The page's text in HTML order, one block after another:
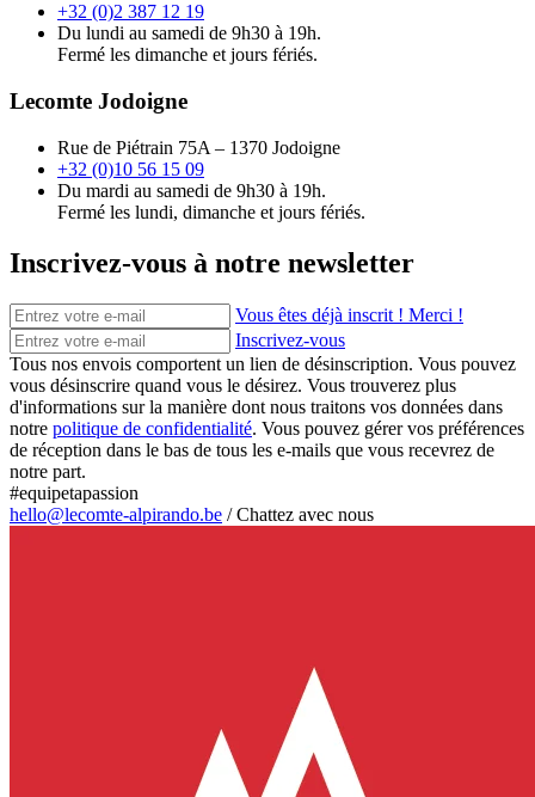
+32 (0)2 387 12 19
Du lundi au samedi de 9h30 à 19h.
Fermé les dimanche et jours fériés.
Lecomte Jodoigne
Rue de Piétrain 75A – 1370 Jodoigne
+32 (0)10 56 15 09
Du mardi au samedi de 9h30 à 19h.
Fermé les lundi, dimanche et jours fériés.
Inscrivez-vous à notre newsletter
Vous êtes déjà inscrit ! Merci !
Inscrivez-vous
Tous nos envois comportent un lien de désinscription. Vous pouvez
vous désinscrire quand vous le désirez. Vous trouverez plus
d'informations sur la manière dont nous traitons vos données dans
notre politique de confidentialité. Vous pouvez gérer vos préférences
de réception dans le bas de tous les e-mails que vous recevrez de
notre part.
#equipetapassion
hello@lecomte-alpirando.be /Chattez avec nous